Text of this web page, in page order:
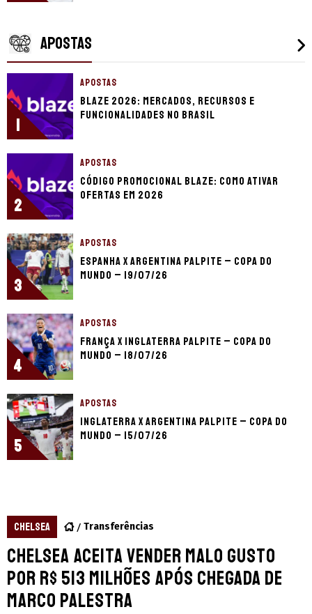
APOSTAS
1
APOSTAS
Blaze 2026: mercados, recursos e
funcionalidades no Brasil
2
APOSTAS
Código promocional Blaze: como ativar
ofertas em 2026
3
APOSTAS
Espanha x Argentina palpite – Copa do
Mundo – 19/07/26
4
APOSTAS
França x Inglaterra palpite – Copa do
Mundo – 18/07/26
5
APOSTAS
Inglaterra x Argentina palpite – Copa do
Mundo – 15/07/26
CHELSEA Transferências
Chelsea aceita vender Malo Gusto
por R$ 513 milhões após chegada de
Marco Palestra